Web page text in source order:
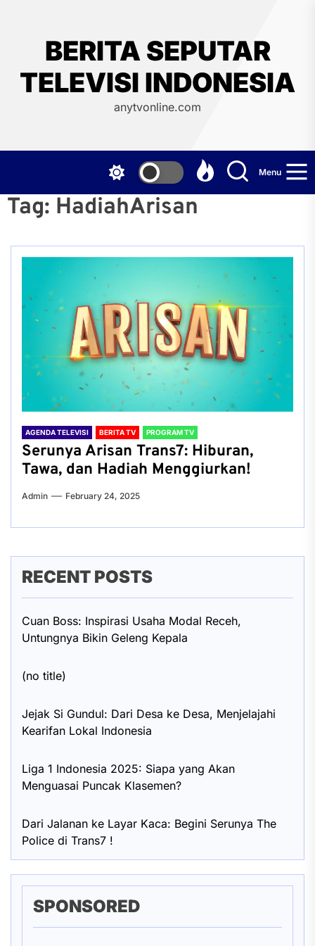
BERITA SEPUTAR
TELEVISI INDONESIA
anytvonline.com
Menu
Tag: HadiahArisan
AGENDA TELEVISI BERITA TV PROGRAM TV
Serunya Arisan Trans7: Hiburan,
Tawa, dan Hadiah Menggiurkan!
Admin February 24, 2025
RECENT POSTS
Cuan Boss: Inspirasi Usaha Modal Receh,
Untungnya Bikin Geleng Kepala
(no title)
Jejak Si Gundul: Dari Desa ke Desa, Menjelajahi
Kearifan Lokal Indonesia
Liga 1 Indonesia 2025: Siapa yang Akan
Menguasai Puncak Klasemen?
Dari Jalanan ke Layar Kaca: Begini Serunya The
Police di Trans7 !
SPONSORED